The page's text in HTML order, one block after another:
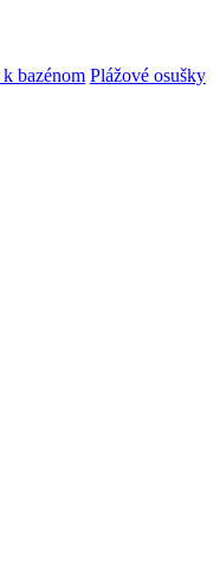
bazénom Plážové osušky